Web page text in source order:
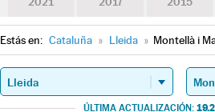
Estás en: Cataluña » Lleida » Montellà i
ÚLTIMA ACTUALIZACIÓN: